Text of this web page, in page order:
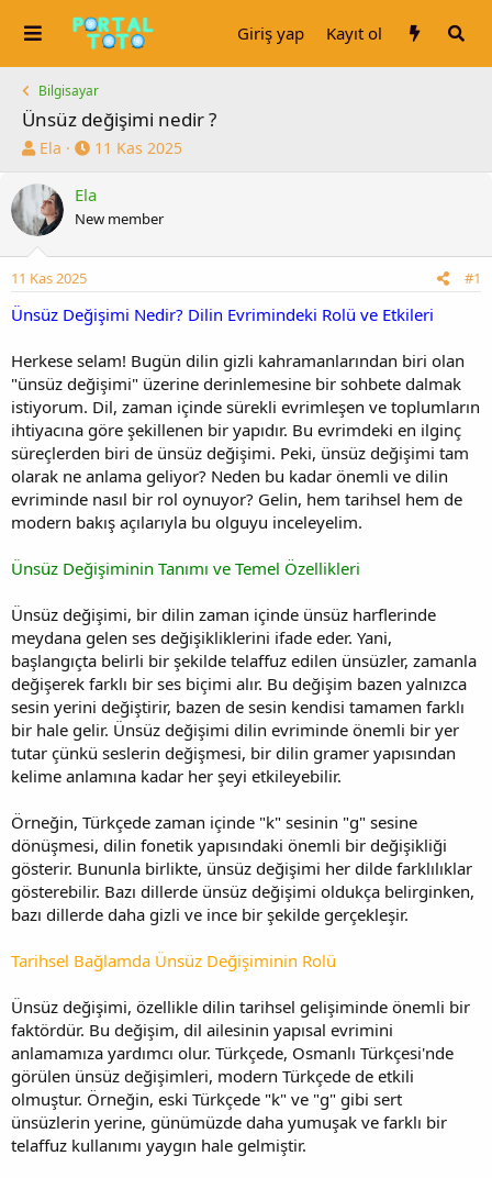
Giriş yap Kayıt ol
Bilgisayar
Ünsüz değişimi nedir ?
K
n
u
y
u
b
ş
a
a
n
Ela
B
ş
a
ç
a
r
i
h
i
11 Kas 2025
Ela
New member
11 Kas 2025 #1
Ünsüz Değişimi Nedir? Dilin Evrimindeki Rolü ve Etkileri
Herkese selam! Bugün dilin gizli kahramanlarından biri olan
"ünsüz değişimi" üzerine derinlemesine bir sohbete dalmak
istiyorum. Dil, zaman içinde sürekli evrimleşen ve toplumların
ihtiyacına göre şekillenen bir yapıdır. Bu evrimdeki en ilginç
süreçlerden biri de ünsüz değişimi. Peki, ünsüz değişimi tam
olarak ne anlama geliyor? Neden bu kadar önemli ve dilin
evriminde nasıl bir rol oynuyor? Gelin, hem tarihsel hem de
modern bakış açılarıyla bu olguyu inceleyelim.
Ünsüz Değişiminin Tanımı ve Temel Özellikleri
Ünsüz değişimi, bir dilin zaman içinde ünsüz harflerinde
meydana gelen ses değişikliklerini ifade eder. Yani,
başlangıçta belirli bir şekilde telaffuz edilen ünsüzler, zamanla
değişerek farklı bir ses biçimi alır. Bu değişim bazen yalnızca
sesin yerini değiştirir, bazen de sesin kendisi tamamen farklı
bir hale gelir. Ünsüz değişimi dilin evriminde önemli bir yer
tutar çünkü seslerin değişmesi, bir dilin gramer yapısından
kelime anlamına kadar her şeyi etkileyebilir.
Örneğin, Türkçede zaman içinde "k" sesinin "g" sesine
dönüşmesi, dilin fonetik yapısındaki önemli bir değişikliği
gösterir. Bununla birlikte, ünsüz değişimi her dilde farklılıklar
gösterebilir. Bazı dillerde ünsüz değişimi oldukça belirginken,
bazı dillerde daha gizli ve ince bir şekilde gerçekleşir.
Tarihsel Bağlamda Ünsüz Değişiminin Rolü
Ünsüz değişimi, özellikle dilin tarihsel gelişiminde önemli bir
faktördür. Bu değişim, dil ailesinin yapısal evrimini
anlamamıza yardımcı olur. Türkçede, Osmanlı Türkçesi'nde
görülen ünsüz değişimleri, modern Türkçede de etkili
olmuştur. Örneğin, eski Türkçede "k" ve "g" gibi sert
ünsüzlerin yerine, günümüzde daha yumuşak ve farklı bir
telaffuz kullanımı yaygın hale gelmiştir.